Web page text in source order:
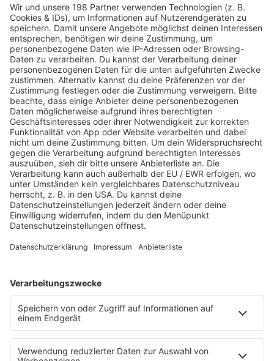
Jetzt abspielen
Es läuft:
LED ZEPPELIN mit ROCK AND ROLL
HOME
SERVICE